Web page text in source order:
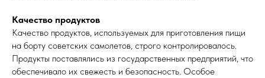
Качество продуктов
Качество продуктов, используемых для приготовления пищи
на борту советских самолетов, строго контролировалось.
Продукты поставлялись из государственных предприятий, что
обеспечивало их свежесть и безопасность. Особое